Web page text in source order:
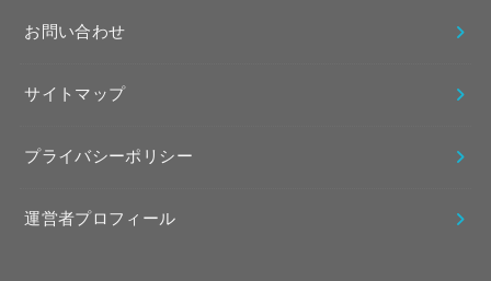
お問い合わせ
サイトマップ
プライバシーポリシー
運営者プロフィール